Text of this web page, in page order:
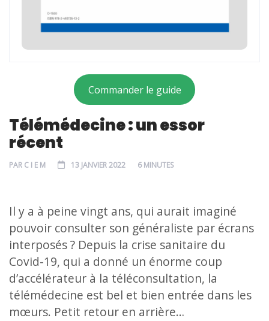
Commander le guide
Télémédecine : un essor
récent
PAR C I E M 13 JANVIER 2022 6 MINUTES
Il y a à peine vingt ans, qui aurait imaginé
pouvoir consulter son généraliste par écrans
interposés ? Depuis la crise sanitaire du
Covid-19, qui a donné un énorme coup
d’accélérateur à la téléconsultation, la
télémédecine est bel et bien entrée dans les
mœurs. Petit retour en arrière…